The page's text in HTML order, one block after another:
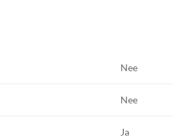
Nee
Nee
Ja